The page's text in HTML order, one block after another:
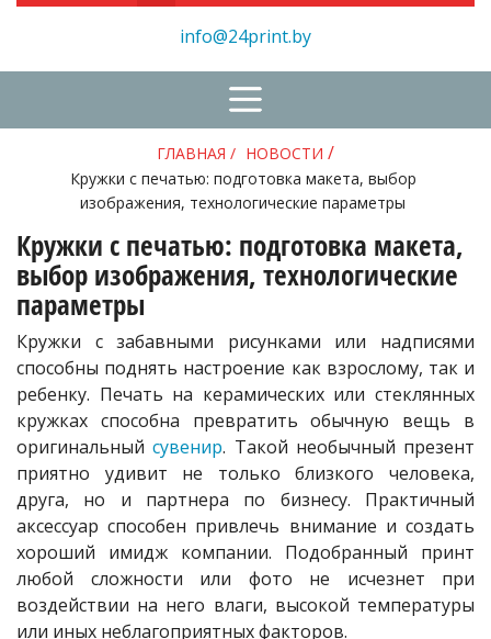
info@24print.by
ГЛАВНАЯ / НОВОСТИ /
Кружки с печатью: подготовка макета, выбор
изображения, технологические параметры
Кружки с печатью: подготовка макета,
выбор изображения, технологические
параметры
Кружки с забавными рисунками или надписями
способны поднять настроение как взрослому, так и
ребенку. Печать на керамических или стеклянных
кружках способна превратить обычную вещь в
оригинальныйсувенир. Такой необычный презент
приятно удивит не только близкого человека,
друга, но и партнера по бизнесу. Практичный
аксессуар способен привлечь внимание и создать
хороший имидж компании. Подобранный принт
любой сложности или фото не исчезнет при
воздействии на него влаги, высокой температуры
или иных неблагоприятных факторов.